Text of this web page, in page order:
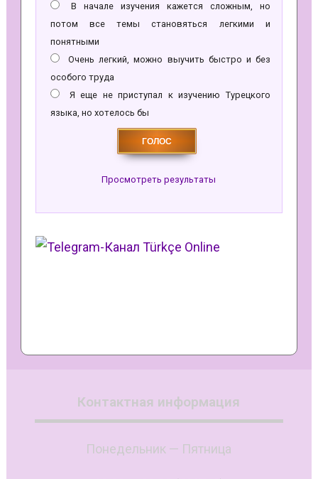
В начале изучения кажется сложным, но
потом все темы становяться легкими и
понятными
Очень легкий, можно выучить быстро и без
особого труда
Я еще не приступал к изучению Турецкого
языка, но хотелось бы
Просмотреть результаты
Контактная информация
Понедельник — Пятница